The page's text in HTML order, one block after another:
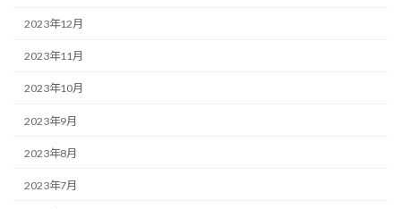
2023年12月
2023年11月
2023年10月
2023年9月
2023年8月
2023年7月